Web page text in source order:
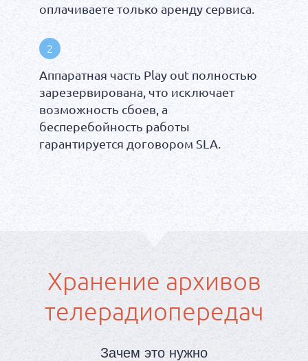
оплачиваете только аренду сервиса.
2
Аппаратная часть Play out полностью
зарезервирована, что исключает
возможность сбоев, а
бесперебойность работы
гарантируется договором SLA.
Хранение архивов
телерадиопередач
Зачем это нужно